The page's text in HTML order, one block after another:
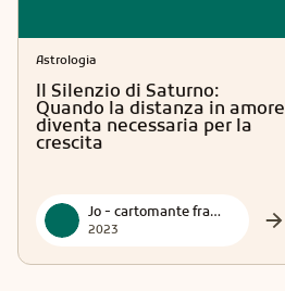
Astrologia
Il Silenzio di Saturno:
Quando la distanza in amore
diventa necessaria per la
crescita
Jo - cartomante francese
2023